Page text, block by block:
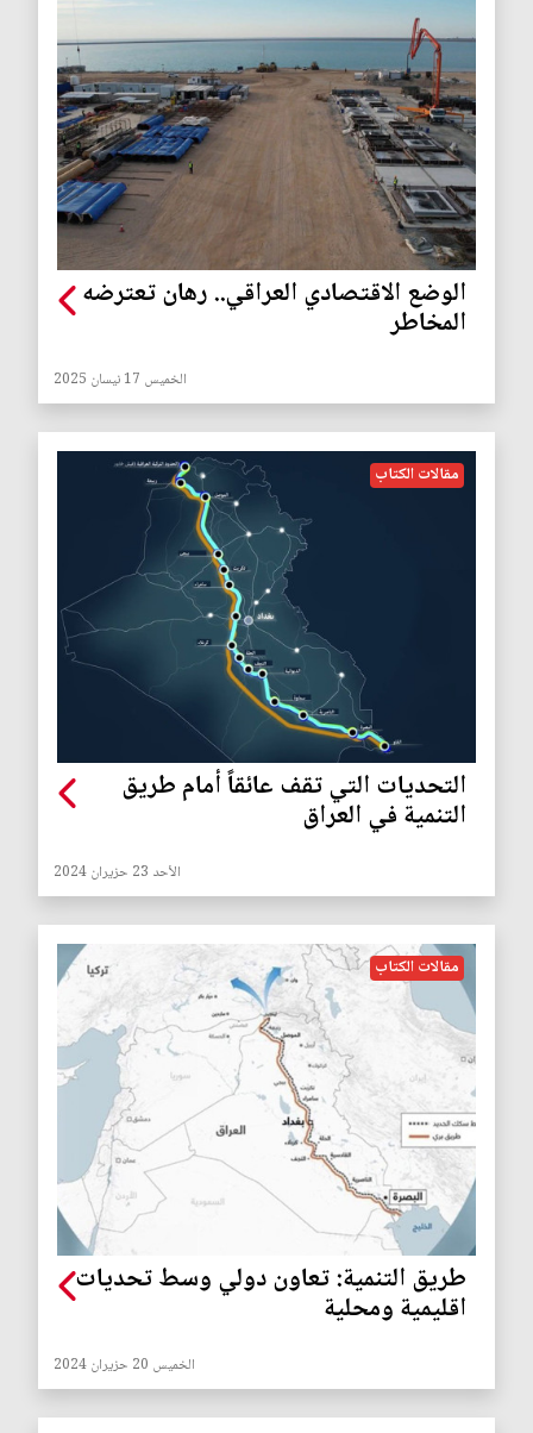
الوضع الاقتصادي العراقي.. رهان تعترضه
المخاطر
الخميس 17 نيسان 2025
مقالات الكتاب
التحديات التي تقف عائقاً أمام طريق
التنمية في العراق
الأحد 23 حزيران 2024
مقالات الكتاب
طريق التنمية: تعاون دولي وسط تحديات
اقليمية ومحلية
الخميس 20 حزيران 2024